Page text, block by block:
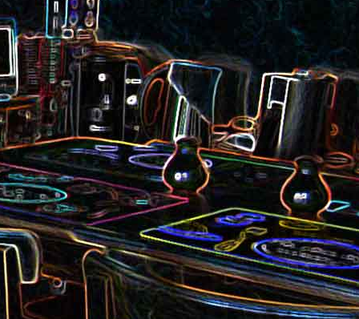
au Quesadillas à la mexicaine